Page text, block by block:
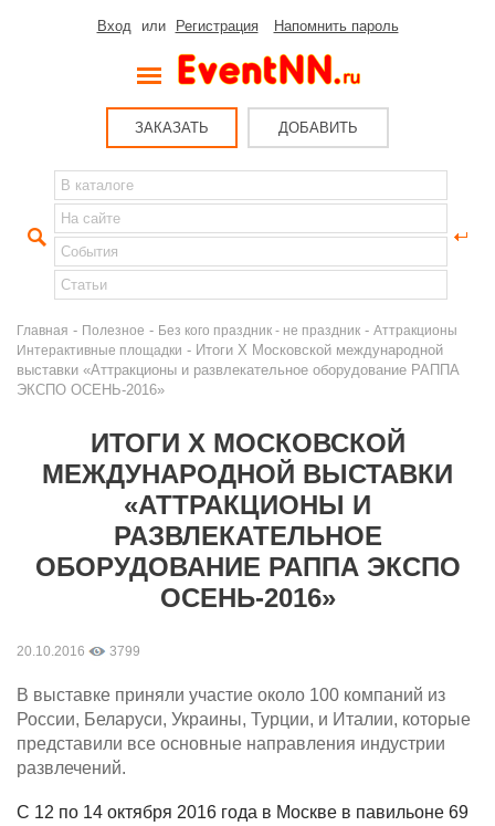
Вход или Регистрация Напомнить пароль
ЗАКАЗАТЬ ДОБАВИТЬ
Главная - Полезное - Без кого праздник - не праздник - Аттракционы
Интерактивные площадки - Итоги X Московской международной
выставки «Аттракционы и развлекательное оборудование РАППА
ЭКСПО ОСЕНЬ-2016»
ИТОГИ X МОСКОВСКОЙ
МЕЖДУНАРОДНОЙ ВЫСТАВКИ
«АТТРАКЦИОНЫ И
РАЗВЛЕКАТЕЛЬНОЕ
ОБОРУДОВАНИЕ РАППА ЭКСПО
ОСЕНЬ-2016»
20.10.2016 3799
В выставке приняли участие около 100 компаний из
России, Беларуси, Украины, Турции, и Италии, которые
представили все основные направления индустрии
развлечений.
C 12 по 14 октября 2016 года в Москве в павильоне 69